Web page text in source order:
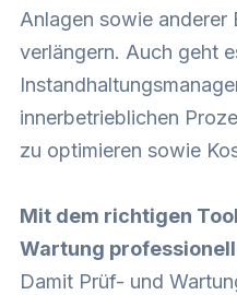
Anlagen sowie anderer
verlängern. Auch geht
innerbetrieblichen
zu optimieren sowie
Mit dem richtigen
Wartung
Damit Prüf- und